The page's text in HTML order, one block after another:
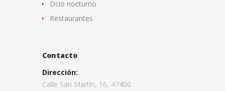
Ocio nocturno
Restaurantes
Contacto
Dirección:
Calle San Martín, 16, 47400